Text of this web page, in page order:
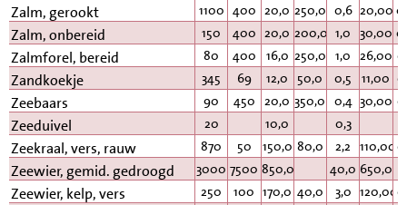
Zalm, gerookt 1100 400 20,0 250,0 0,6 20,00
Zalm, onbereid 150 400 20,0 200,0 1,0 30,00
Zalmforel, bereid 80 400 16,0 250,0 1,0 26,00
Zandkoekje 345 69 12,0 50,0 0,5 11,00
Zeebaars 90 450 20,0 350,0 0,4 30,00
Zeeduivel 20 10,0 0,3
Zeekraal, vers, rauw 870 50 150,0 80,0 2,2 110,00
Zeewier, gemid. gedroogd 3000 7500 850,0 40,0 650,00
Zeewier, kelp, vers 250 100 170,0 40,0 3,0 120,00